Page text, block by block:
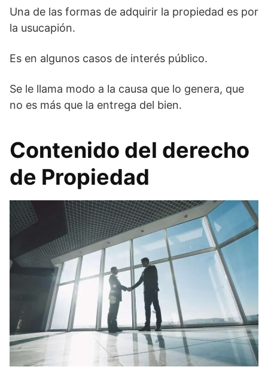
Una de las formas de adquirir la propiedad es por
la usucapión.
Es en algunos casos de interés público.
Se le llama modo a la causa que lo genera, que
no es más que la entrega del bien.
Contenido del derecho
de Propiedad